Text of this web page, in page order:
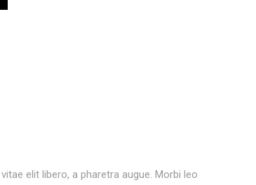
elit libero, a pharetra augue. Morbi leo